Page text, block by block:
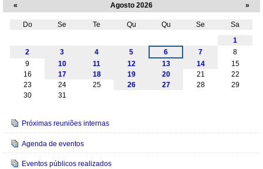
« Agosto 2026 »
Do Se Te Qu Qu Se
Sa
1
2
3 4 5 6 7
8
9
10 11 12 13 14
15
16
17 18 19 20 21
22
23
24 25 26 27 28
29
30
31
Navegação
Próximas reuniões internas
Agenda de eventos
Eventos públicos realizados